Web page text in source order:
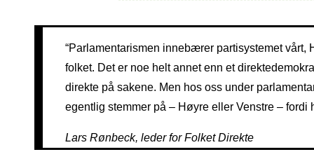
“Parlamentarismen innebærer partisystemet vårt,
folket. Det er noe helt annet enn et
direkte på sakene. Men hos oss under
egentlig stemmer på – Høyre eller Venstre – fordi
Lars Rønbeck, leder for Folket Direkte